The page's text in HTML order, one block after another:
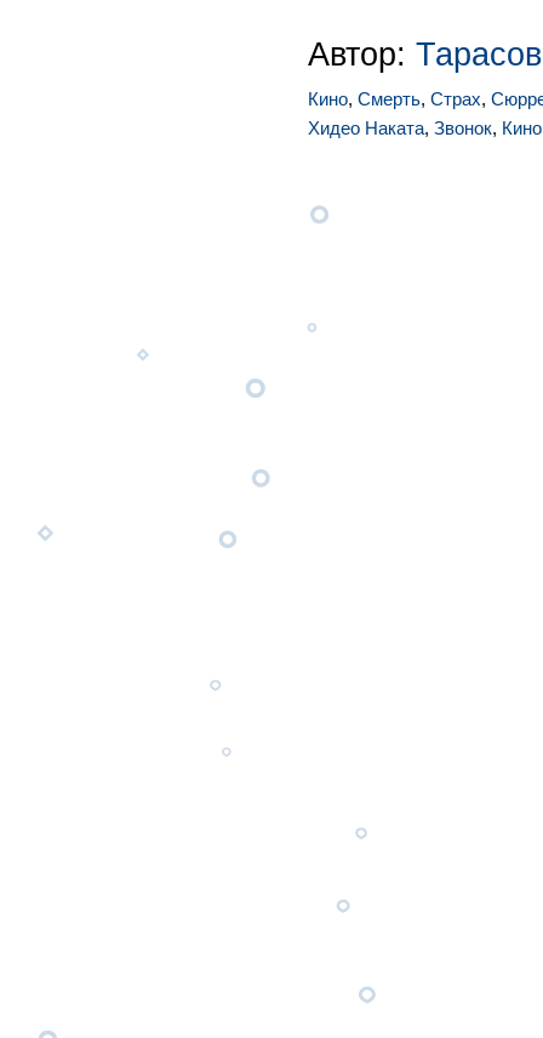
Автор:
Кино, Смерть, Страх,
Хидео Наката, Звонок,